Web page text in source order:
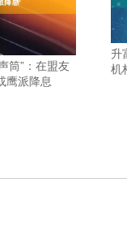
筒”：在盟友
鹰派降息
升
机